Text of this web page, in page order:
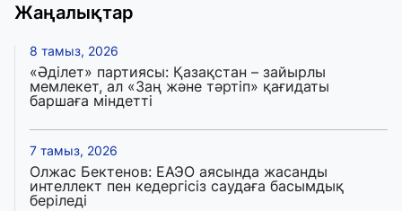
Жаңалықтар
8 тамыз, 2026
«Әділет» партиясы: Қазақстан – зайырлы
мемлекет, ал «Заң және тәртіп» қағидаты
баршаға міндетті
7 тамыз, 2026
Олжас Бектенов: ЕАЭО аясында жасанды
интеллект пен кедергісіз саудаға басымдық
беріледі